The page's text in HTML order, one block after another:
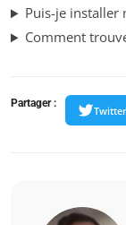
Puis-je installer
Comment
Partager :
Twitter